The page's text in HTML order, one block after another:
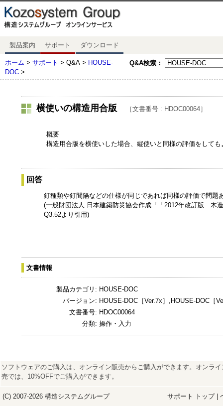
製品案内 サポート ダウンロード
Q&A検索：
ホーム > サポート > Q&A > HOUSE-
DOC >
横使いの構造用合版 ［文書番号 : HDOC00064］
概要
構造用合版を横使いした場合、縦使いと同様の評価をして
回答
釘種類や釘間隔などの仕様が同じであれば同様の評価で問題
(一般財団法人 日本建築防災協会作成「「2012年改訂版 木
Q3.52より引用)
文書情報
製品カテゴリ: HOUSE-DOC
バージョン: HOUSE-DOC［Ver.7x］,HOUSE-DOC［
文書番号: HDOC00064
分類: 操作・入力
ソフトウェアのご購入は、オンライン販売からご購入ができます。オンライ
売では、10%OFFでご購入ができます。
(C) 2007-2026 構造システムグループ サポート トップ|